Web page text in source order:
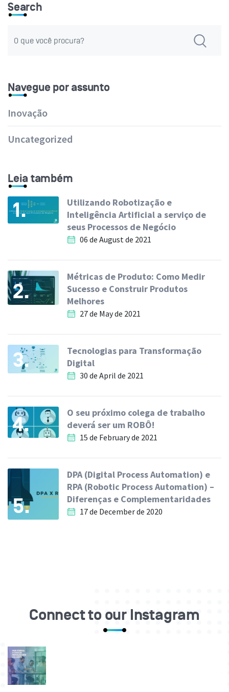
Search
Navegue por assunto
Inovação
Uncategorized
Leia também
1.
Utilizando Robotização e
Inteligência Artificial a serviço de
seus Processos de Negócio
06 de August de 2021
2.
Métricas de Produto: Como Medir
Sucesso e Construir Produtos
Melhores
27 de May de 2021
3.
Tecnologias para Transformação
Digital
30 de April de 2021
4.
O seu próximo colega de trabalho
deverá ser um ROBÔ!
15 de February de 2021
5.
DPA (Digital Process Automation) e
RPA (Robotic Process Automation) –
Diferenças e Complementaridades
17 de December de 2020
Connect to our Instagram